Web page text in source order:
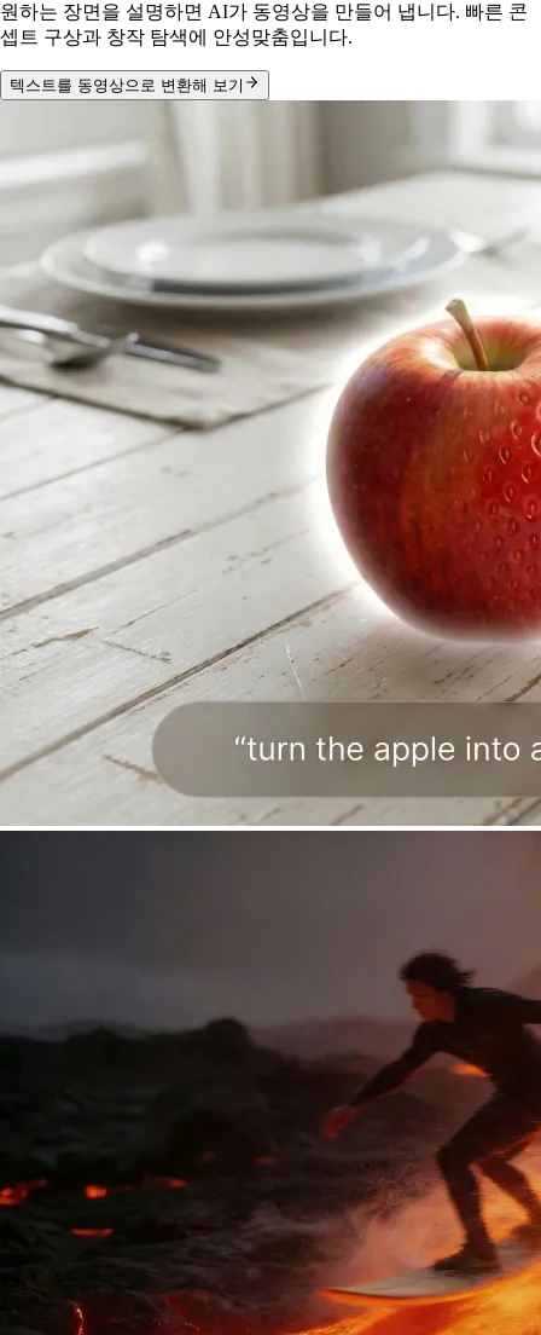
원하는 장면을 설명하면 AI가 동영상을 만들어 냅니다. 빠른 콘
셉트 구상과 창작 탐색에 안성맞춤입니다.
텍스트를 동영상으로 변환해 보기